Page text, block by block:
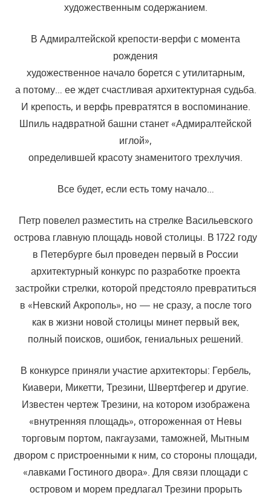
художественным содержанием.
В Адмиралтейской крепости-верфи с момента
рождения
художественное начало борется с утилитарным,
а потому… ее ждет счастливая архитектурная судьба.
И крепость, и верфь превратятся в воспоминание.
Шпиль надвратной башни станет «Адмиралтейской
иглой»,
определившей красоту знаменитого трехлучия.
Все будет, если есть тому начало…
Петр повелел разместить на стрелке Васильевского
острова главную площадь новой столицы. В 1722 году
в Петербурге был проведен первый в России
архитектурный конкурс по разработке проекта
застройки стрелки, которой предстояло превратиться
в «Невский Акрополь», но — не сразу, а после того
как в жизни новой столицы минет первый век,
полный поисков, ошибок, гениальных решений.
В конкурсе приняли участие архитекторы: Гербель,
Киавери, Микетти, Трезини, Швертфегер и другие.
Известен чертеж Трезини, на котором изображена
«внутренняя площадь», отгороженная от Невы
торговым портом, пакгаузами, таможней, Мытным
двором с пристроенными к ним, со стороны площади,
«лавками Гостиного двора». Для связи площади с
островом и морем предлагал Трезини прорыть